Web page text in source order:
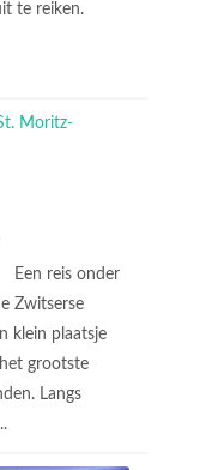
te reiken.
Een reis onder
Zwitserse
klein plaatsje
grootste
Langs